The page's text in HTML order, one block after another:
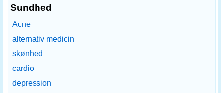
Sundhed
Acne
alternativ medicin
skønhed
cardio
depression